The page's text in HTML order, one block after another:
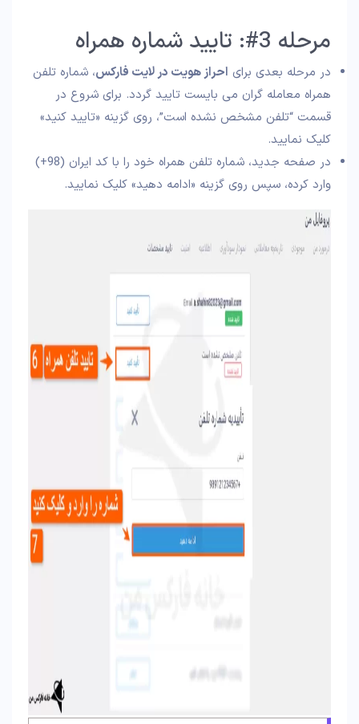
مرحله 3#: تایید شماره همراه
در مرحله بعدی برای احراز هویت در لایت فارکس، شماره تلفن
همراه معامله گران می بایست تایید گردد. برای شروع در
قسمت “تلفن مشخص نشده است”، روی گزینه «تایید کنید»
کلیک نمایید.
در صفحه جدید، شماره تلفن همراه خود را با کد ایران (98+)
وارد کرده، سپس روی گزینه «ادامه دهید» کلیک نمایید.